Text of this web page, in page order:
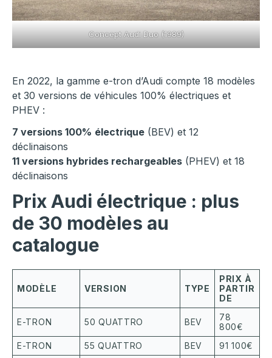
Concept Audi Duo (1989)
En 2022, la gamme e-tron d’Audi compte 18 modèles
et 30 versions de véhicules 100% électriques et
PHEV :
7 versions 100% électrique (BEV) et 12
déclinaisons
11 versions hybrides rechargeables (PHEV) et 18
déclinaisons
Prix Audi électrique : plus
de 30 modèles au
catalogue
MODÈLE VERSION TYPE
PRIX À
PARTIR
DE
E-TRON 50 QUATTRO BEV
78
800€
E-TRON
55 QUATTRO BEV 91 100€